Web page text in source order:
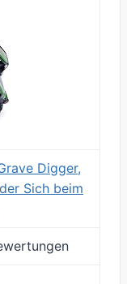
Digger,
Sich beim